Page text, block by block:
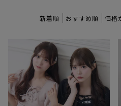
o
n
新着順 おすすめ順 価格